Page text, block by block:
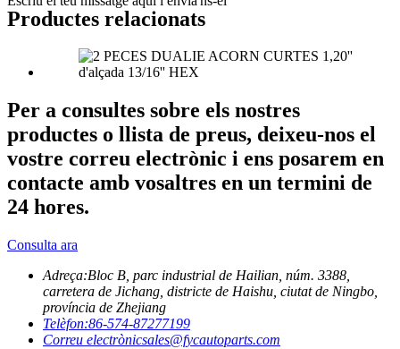
Productes relacionats
Per a consultes sobre els nostres
productes o llista de preus, deixeu-nos el
vostre correu electrònic i ens posarem en
contacte amb vosaltres en un termini de
24 hores.
Consulta ara
Adreça:Bloc B, parc industrial de Hailian, núm. 3388,
carretera de Jichang, districte de Haishu, ciutat de Ningbo,
província de Zhejiang
Telèfon:86-574-87277199
Correu electrònicsales@fycautoparts.com